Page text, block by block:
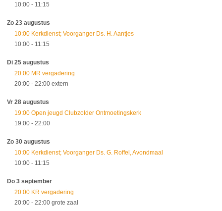
10:00 - 11:15
Zo 23 augustus
10:00 Kerkdienst; Voorganger Ds. H. Aantjes
10:00 - 11:15
Di 25 augustus
20:00 MR vergadering
20:00 - 22:00 extern
Vr 28 augustus
19:00 Open jeugd Clubzolder Ontmoetingskerk
19:00 - 22:00
Zo 30 augustus
10:00 Kerkdienst; Voorganger Ds. G. Roffel, Avondmaal
10:00 - 11:15
Do 3 september
20:00 KR vergadering
20:00 - 22:00 grote zaal